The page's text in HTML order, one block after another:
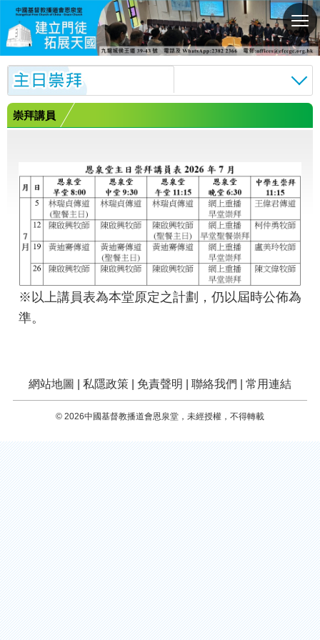
切
換
選
單
崇拜講員
※以上講員表為本堂原定之計劃，仍以屆時公佈為
準。
網站地圖 私隱政策 免責聲明 聯絡我們 常用連結
© 2026中國基督教播道會恩泉堂，未經授權，不得轉載